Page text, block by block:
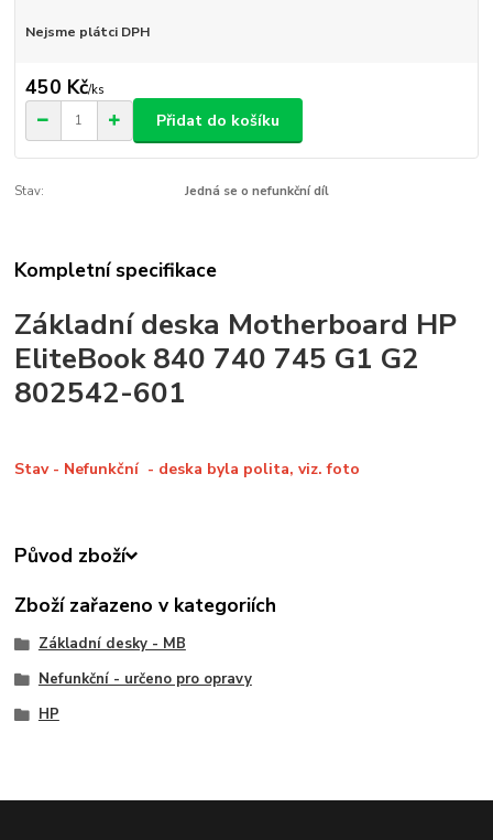
Nejsme plátci DPH
450 Kč/ks
Přidat do košíku
Stav: Jedná se o nefunkční díl
Kompletní specifikace
Základní deska Motherboard HP
EliteBook 840 740 745 G1 G2
802542-601
Stav - Nefunkční - deska byla polita, viz. foto
Původ zboží
Zboží zařazeno v kategoriích
Základní desky - MB
Nefunkční - určeno pro opravy
HP